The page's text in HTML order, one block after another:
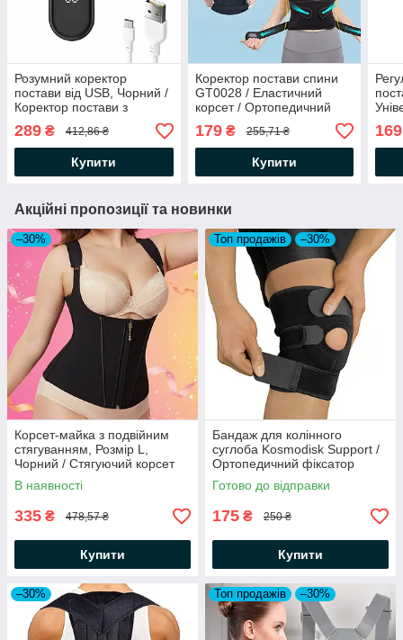
Розумний коректор
постави від USB, Чорний /
Коректор постави з
вібрацією / Пристрій для
корекції постави /
Випрямляч спини
289 ₴ 412,86 ₴
Купити
Коректор постави спини
GT0028 / Еластичний
корсет / Ортопедичний
бандаж для спини для
постави /Корсет для спини
179₴ 255,71 ₴
Купити
для
169
Акційні пропозиції та новинки
–30%
Корсет-майка з подвійним
стягуванням, Розмір L,
Чорний / Стягуючий корсет
моделюючий
В наявності
335 ₴ 478,57 ₴
Купити
Топ продажів –30%
Бандаж для колінного
суглоба Kosmodisk Support /
Ортопедичний фіксатор
коліна / Еластичний
наколінник
Готово до відправки
175 ₴ 250 ₴
Купити
–30% Топ продажів –30%